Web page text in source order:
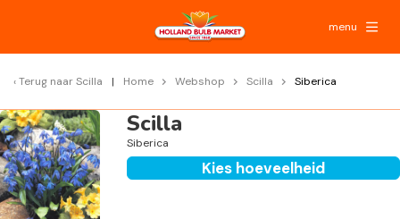
menu
Terug naarScilla Home Webshop Scilla Siberica
Scilla
Siberica
Kies hoeveelheid